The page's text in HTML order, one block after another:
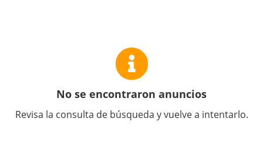
No se encontraron anuncios
Revisa la consulta de búsqueda y vuelve a intentarlo.